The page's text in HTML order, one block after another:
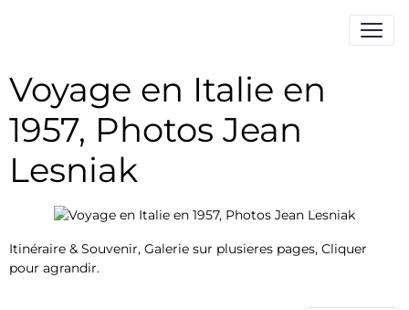
Voyage en Italie en
1957, Photos Jean
Lesniak
Itinéraire & Souvenir, Galerie sur plusieres pages, Cliquer
pour agrandir.